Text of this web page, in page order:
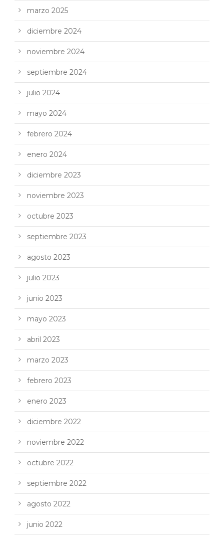
marzo 2025
diciembre 2024
noviembre 2024
septiembre 2024
julio 2024
mayo 2024
febrero 2024
enero 2024
diciembre 2023
noviembre 2023
octubre 2023
septiembre 2023
agosto 2023
julio 2023
junio 2023
mayo 2023
abril 2023
marzo 2023
febrero 2023
enero 2023
diciembre 2022
noviembre 2022
octubre 2022
septiembre 2022
agosto 2022
junio 2022